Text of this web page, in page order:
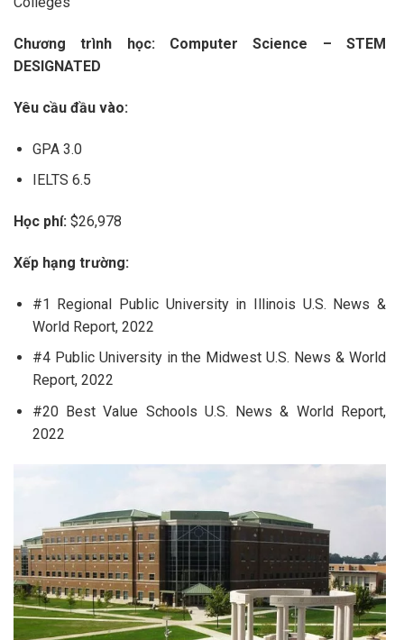
Chương trình học: Computer Science – STEM
DESIGNATED
Yêu cầu đầu vào:
GPA 3.0
IELTS 6.5
Học phí: $26,978
Xếp hạng trường:
#1 Regional Public University in Illinois U.S. News &
World Report, 2022
#4 Public University in the Midwest U.S. News & World
Report, 2022
#20 Best Value Schools U.S. News & World Report,
2022